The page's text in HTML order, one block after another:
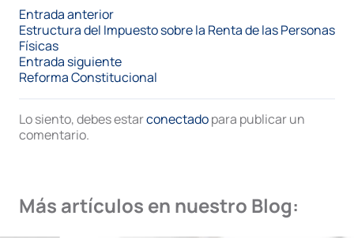
Entrada anterior
Estructura del Impuesto sobre la Renta de las Personas
Físicas
Entrada siguiente
Reforma Constitucional
Lo siento, debes estarconectadopara publicar un
comentario.
Más artículos en nuestro Blog: